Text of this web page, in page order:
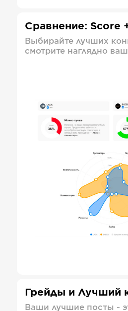
Сравнение: Score
Выбирайте лучших
смотрите наглядно
Грейды и Лучший
Ваши лучшие посты -